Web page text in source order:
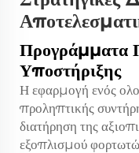
Προγράμματα
Υποστήριξης
Η εφαρμογή ενός
προληπτικής
διατήρηση της
εξοπλισμού